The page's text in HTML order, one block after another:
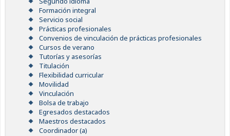
Formación integral
Servicio social
Prácticas profesionales
Convenios de vinculación de prácticas profesionales
Cursos de verano
Tutorías y asesorías
Titulación
Flexibilidad curricular
Movilidad
Vinculación
Bolsa de trabajo
Egresados destacados
Maestros destacados
Coordinador (a)